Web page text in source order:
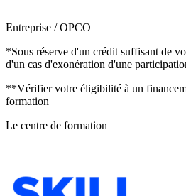
Entreprise / OPCO
*Sous réserve d'un crédit suffisant de
d'un cas d'exonération d'une
**Vérifier votre éligibilité à un
formation
Le centre de formation